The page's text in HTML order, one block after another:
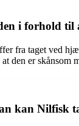
i forhold til
fra taget ved
den er
kan Nilfisk